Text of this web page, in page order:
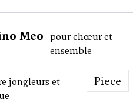
Meo pour chœur et
ensemble
jongleurs et
Piece